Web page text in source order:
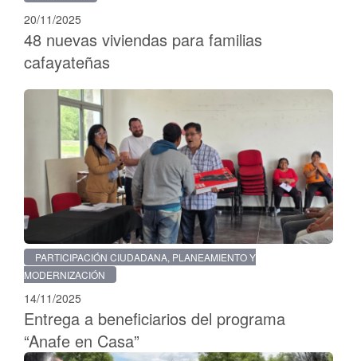
20/11/2025
48 nuevas viviendas para familias
cafayateñas
PARTICIPACIÓN CIUDADANA, PLANEAMIENTO Y
MODERNIZACIÓN
14/11/2025
Entrega a beneficiarios del programa
“Anafe en Casa”